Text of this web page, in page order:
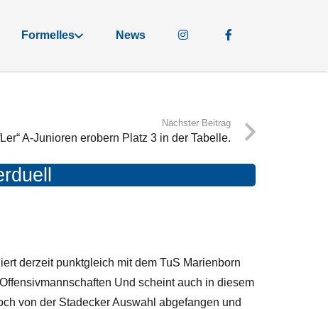
Formelles News
Nächster Beitrag
A-Junioren erobern Platz 3 in der Tabelle.
derzeit punktgleich mit dem TuS Marienborn
Und scheint auch in diesem
von der Stadecker Auswahl abgefangen und